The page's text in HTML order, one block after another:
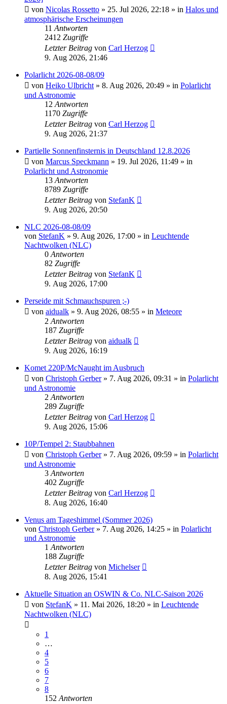
von Nicolas Rossetto » 25. Jul 2026, 22:18 » in Halos und
atmosphärische Erscheinungen
11 Antworten
2412 Zugriffe
Letzter Beitrag von Carl Herzog
9. Aug 2026, 21:46
Polarlicht 2026-08-08/09
von Heiko Ulbricht » 8. Aug 2026, 20:49 » in Polarlicht
und Astronomie
12 Antworten
1170 Zugriffe
Letzter Beitrag von Carl Herzog
9. Aug 2026, 21:37
Partielle Sonnenfinsternis in Deutschland 12.8.2026
von Marcus Speckmann » 19. Jul 2026, 11:49 » in
Polarlicht und Astronomie
13 Antworten
8789 Zugriffe
Letzter Beitrag von StefanK
9. Aug 2026, 20:50
NLC 2026-08-08/09
von StefanK » 9. Aug 2026, 17:00 » in Leuchtende
Nachtwolken (NLC)
0 Antworten
82 Zugriffe
Letzter Beitrag von StefanK
9. Aug 2026, 17:00
Perseide mit Schmauchspuren ;-)
von aidualk » 9. Aug 2026, 08:55 » in Meteore
2 Antworten
187 Zugriffe
Letzter Beitrag von aidualk
9. Aug 2026, 16:19
Komet 220P/McNaught im Ausbruch
von Christoph Gerber» 7. Aug 2026, 09:31 » in Polarlicht
und Astronomie
2 Antworten
289 Zugriffe
Letzter Beitrag von Carl Herzog
9. Aug 2026, 15:06
10P/Tempel 2: Staubbahnen
von Christoph Gerber» 7. Aug 2026, 09:59 » in Polarlicht
und Astronomie
3 Antworten
402 Zugriffe
Letzter Beitrag von Carl Herzog
8. Aug 2026, 16:40
Venus am Tageshimmel (Sommer 2026)
von Christoph Gerber» 7. Aug 2026, 14:25 » in Polarlicht
und Astronomie
1 Antworten
188 Zugriffe
Letzter Beitrag von Michelser
8. Aug 2026, 15:41
Aktuelle Situation an OSWIN & Co. NLC-Saison 2026
von StefanK » 11. Mai 2026, 18:20 » in Leuchtende
Nachtwolken (NLC)
1
…
4
5
6
7
8
152 Antworten